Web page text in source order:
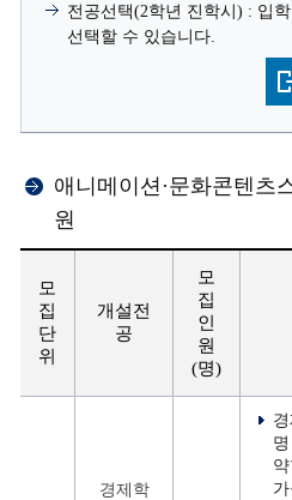
전공선택(2학년 진학시) : 입
선택할 수 있습니다.
애니메이션·문화콘텐츠
원
모
집
단
위
개설전
공
모
집
인
원
(명)
경제학